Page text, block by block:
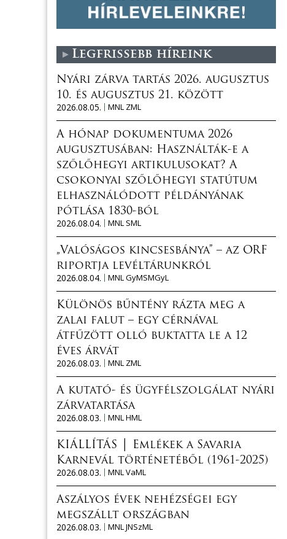
Legfrissebb híreink
Nyári zárva tartás 2026. augusztus
10. és augusztus 21. között
2026.08.05.
MNL ZML
A hónap dokumentuma 2026
augusztusában: Használták-e a
szőlőhegyi artikulusokat? A
csokonyai szőlőhegyi statútum
elhasználódott példányának
pótlása 1830-ból
2026.08.04.
MNL SML
„Valóságos kincsesbánya” – az ORF
riportja levéltárunkról
2026.08.04.
MNL GyMSMGyL
Különös bűntény rázta meg a
zalai falut – egy cérnával
átfűzött olló buktatta le a 12
éves árvát
2026.08.03.
MNL ZML
A kutató- és ügyfélszolgálat nyári
zárvatartása
2026.08.03.
MNL HML
KIÁLLÍTÁS │ Emlékek a Savaria
Karnevál történetéből (1961-2025)
2026.08.03.
MNL VaML
Aszályos évek nehézségei egy
megszállt országban
2026.08.03.
MNL JNSzML